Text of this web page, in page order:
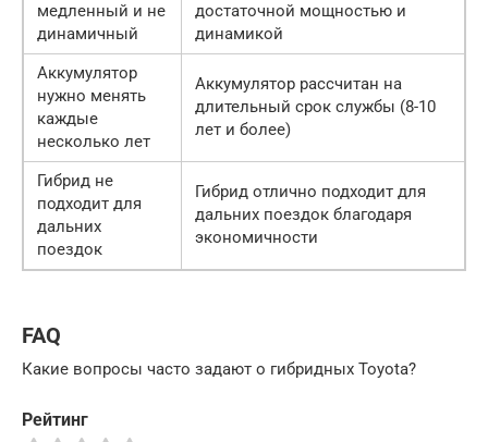
медленный и не
динамичный
достаточной мощностью и
динамикой
Аккумулятор
нужно менять
каждые
несколько лет
Аккумулятор рассчитан на
длительный срок службы (8-10
лет и более)
Гибрид не
подходит для
дальних
поездок
Гибрид отлично подходит для
дальних поездок благодаря
экономичности
FAQ
Какие вопросы часто задают о гибридных Toyota?
Рейтинг